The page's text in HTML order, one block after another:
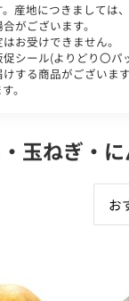
産地につきましては
がございます。
お受けできません。
シール(よりどり〇パ
する商品がございま
。
玉ねぎ・